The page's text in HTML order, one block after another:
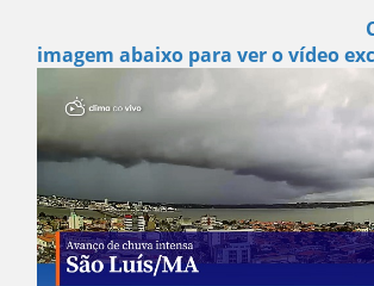
imagem abaixo para ver o vídeo